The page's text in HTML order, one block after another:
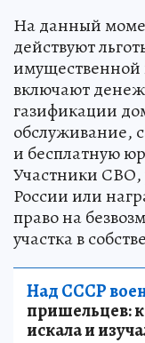
На данный
действуют
имущественной
включают
газификации
обслуживание,
и бесплатную
Участники СВО,
России или
право на
участка в
Над СССР
пришельцев:
искала и